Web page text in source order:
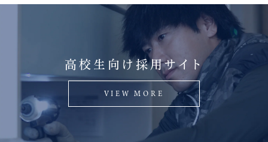
高校生向け採用サイト
VIEW MORE